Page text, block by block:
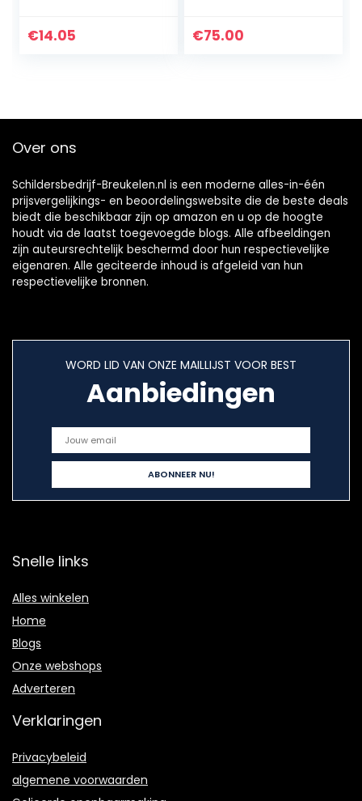
lengte 30cm,
geel, A0146-
€14.05 €75.00
Over ons
Schildersbedrijf-Breukelen.nl is een moderne alles-in-één
prijsvergelijkings- en beoordelingswebsite die de beste deals
biedt die beschikbaar zijn op amazon en u op de hoogte
houdt via de laatst toegevoegde blogs. Alle afbeeldingen
zijn auteursrechtelijk beschermd door hun respectievelijke
eigenaren. Alle geciteerde inhoud is afgeleid van hun
respectievelijke bronnen.
WORD LID VAN ONZE MAILLIJST VOOR BEST
Aanbiedingen
Snelle links
Alles winkelen
Home
Blogs
Onze webshops
Adverteren
Verklaringen
Privacybeleid
algemene voorwaarden